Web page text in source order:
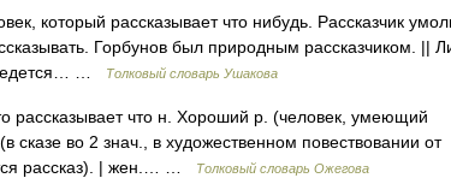
который рассказывает что нибудь. Рассказчик
Горбунов был природным рассказчиком. ||
…
Толковый словарь Ушакова
что н. Хороший р. (человек, умеющий
сказе во 2 знач., в художественном повествовании от
рассказ). | жен.… …
Толковый словарь Ожегова